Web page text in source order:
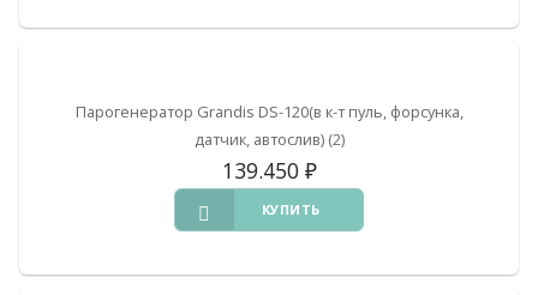
Парогенератор Grandis DS-120(в к-т пуль, форсунка,
датчик, автослив) (2)
139.450 ₽
КУПИТЬ